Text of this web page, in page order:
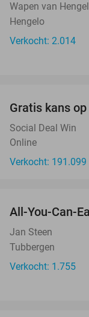
Wapen van
Hengelo
Verkocht: 2.014
Gratis kans
Social Deal Win
Online
Verkocht: 191.099
All-You-Can-
Jan Steen
Tubbergen
Verkocht: 1.755